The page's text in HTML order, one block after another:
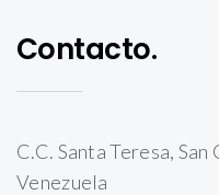
Contacto.
C.C. Santa Teresa,
Venezuela